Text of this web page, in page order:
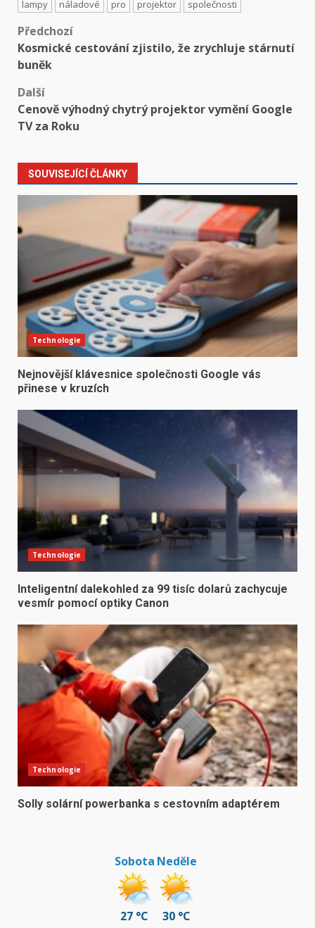
lampy
náladové pro projektor společnosti
Předchozí
Kosmické cestování zjistilo, že zrychluje stárnutí
buněk
Další
Cenově výhodný chytrý projektor vymění Google
TV za Roku
SOUVISEJÍCÍ ČLÁNKY
Technologie
Nejnovější klávesnice společnosti Google vás
přinese v kruzích
Technologie
Inteligentní dalekohled za 99 tisíc dolarů zachycuje
vesmír pomocí optiky Canon
Technologie
Solly solární powerbanka s cestovním adaptérem
Sobota
27 °C
Neděle
30 °C